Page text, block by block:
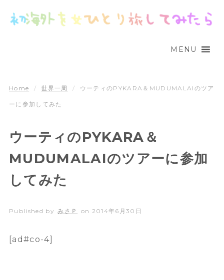
MENU
Home / 世界一周 / ウーティのPYKARA＆MUDUMALAIのツア
ーに参加してみた
ウーティのPYKARA＆
MUDUMALAIのツアーに参加
してみた
Published by みさＰ on 2014年6月30日
[ad#co-4]